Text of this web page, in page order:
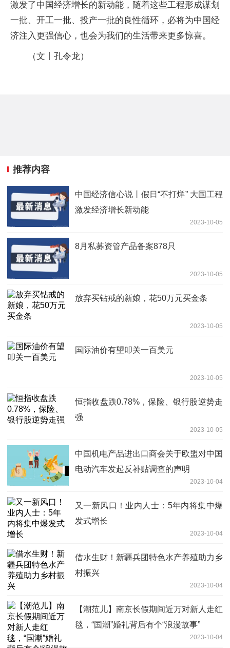
激发了中国经济增长的新动能，随着这些工程形成谋划
一批、开工一批、投产一批的良性循环，必将为中国经
济注入更强信心，也会为我们的生活带来更多惊喜。
（文丨孔令龙）
推荐内容
中国经济信心说丨假日“不打烊” 大国工程
激发经济增长新动能
2023-10-05
8月私募资管产品备案878只
2023-10-05
放弃买钻戒的新娘，花50万元买金条
2023-10-05
国际油价有望叩关一百美元
2023-10-05
恒指收盘跌0.78%，保险、银行股逆势走
强
2023-10-05
中国机电产品进出口商会关于欧盟对中国
电动汽车发起反补贴调查的声明
2023-10-04
又一新风口！业内人士：5年内将集中爆
发式增长
2023-10-04
借水生财！新疆兵团特色水产养殖助力乡
村振兴
2023-10-04
【潮范儿】南京长假期间近万对新人走红
毯，“国潮”婚礼背后有个“浪漫故事”
2023-10-04